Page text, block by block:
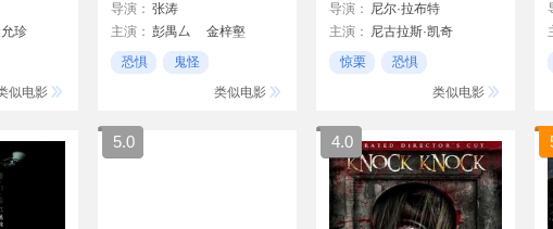
珍
似电影
导演： 张涛
主演： 彭禺厶
金梓壑
恐惧
鬼怪
类似电影
导演： 尼尔·拉布特
主演： 尼古拉斯·凯奇
克里斯蒂娜·坎贝尔
惊栗
恐惧
类似电影
5.0 4.0